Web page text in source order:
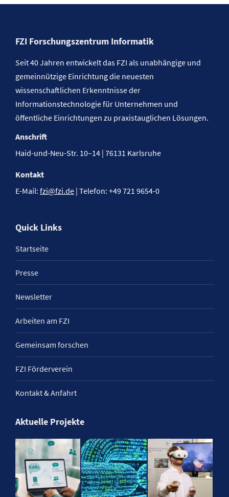
FZI Forschungszentrum Informatik
Seit 40 Jahren entwickelt das FZI als unabhängige und
gemeinnützige Einrichtung die neuesten
wissenschaftlichen Erkenntnisse der
Informationstechnologie für Unternehmen und
öffentliche Einrichtungen zu praxistauglichen Lösungen.
Anschrift
Haid-und-Neu-Str. 10–14 | 76131 Karlsruhe
Kontakt
E-Mail: fzi@fzi.de | Telefon: +49 721 9654-0
Quick Links
Startseite
Presse
Newsletter
Arbeiten am FZI
Gemeinsam forschen
FZI Förderverein
Kontakt & Anfahrt
Aktuelle Projekte